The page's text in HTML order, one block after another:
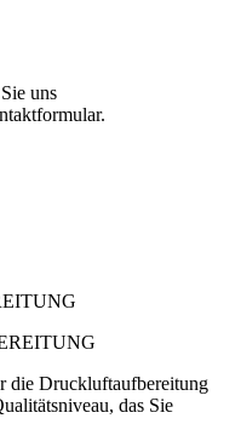
uns
die Druckluftaufbereitung
das Sie